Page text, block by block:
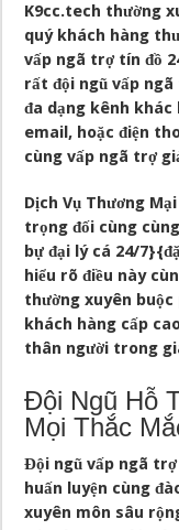
K9cc.tech thường
quý khách hàng
vấp ngã trợ tín đồ
rất đội ngũ vấp
đa dạng kênh
email, hoặc điện
cùng vấp ngã trợ
Dịch Vụ Thương
trọng đối cùng
bự đại lý cá 24/
hiểu rõ điều này
thường xuyên buộc
khách hàng cấp
thân người trong
Đội Ngũ Hỗ
Mọi Thắc
Đội ngũ vấp ngã
huấn luyện cùng
xuyên môn sâu